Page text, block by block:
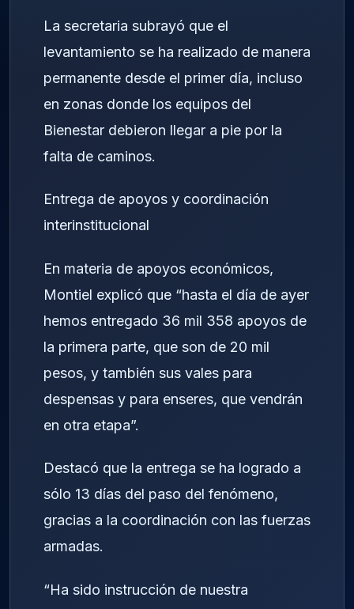
La secretaria subrayó que el
levantamiento se ha realizado de manera
permanente desde el primer día, incluso
en zonas donde los equipos del
Bienestar debieron llegar a pie por la
falta de caminos.
Entrega de apoyos y coordinación
interinstitucional
En materia de apoyos económicos,
Montiel explicó que “hasta el día de ayer
hemos entregado 36 mil 358 apoyos de
la primera parte, que son de 20 mil
pesos, y también sus vales para
despensas y para enseres, que vendrán
en otra etapa”.
Destacó que la entrega se ha logrado a
sólo 13 días del paso del fenómeno,
gracias a la coordinación con las fuerzas
armadas.
“Ha sido instrucción de nuestra